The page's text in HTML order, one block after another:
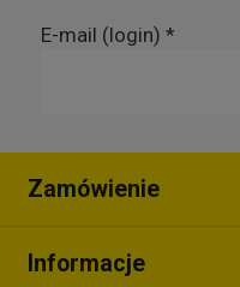
E-mail (login) *
Zamówienie
Informacje